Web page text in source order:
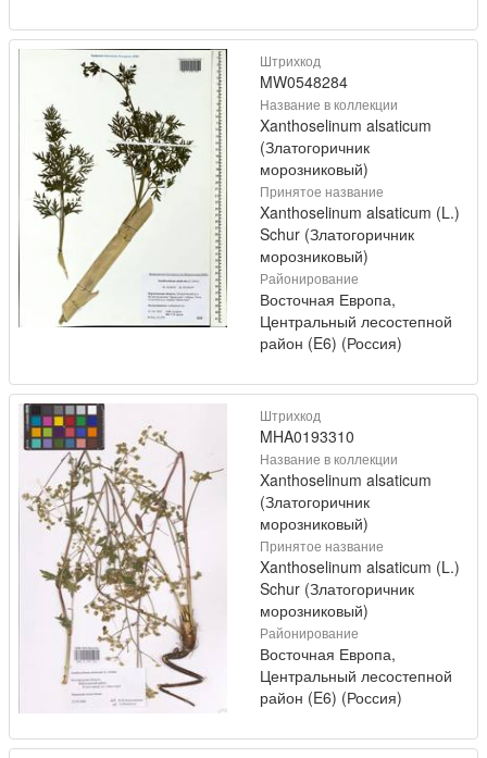
Штрихкод
MW0548284
Название в коллекции
Xanthoselinum alsaticum
(Златогоричник
морозниковый)
Принятое название
Xanthoselinum alsaticum (L.)
Schur (Златогоричник
морозниковый)
Районирование
Восточная Европа,
Центральный лесостепной
район (E6) (Россия)
Штрихкод
MHA0193310
Название в коллекции
Xanthoselinum alsaticum
(Златогоричник
морозниковый)
Принятое название
Xanthoselinum alsaticum (L.)
Schur (Златогоричник
морозниковый)
Районирование
Восточная Европа,
Центральный лесостепной
район (E6) (Россия)